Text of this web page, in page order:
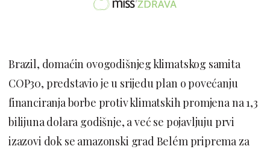
Brazil, domaćin ovogodišnjeg klimatskog samita
COP30, predstavio je u srijedu plan o povećanju
financiranja borbe protiv klimatskih promjena na 1,3
bilijuna dolara godišnje, a već se pojavljuju prvi
izazovi dok se amazonski grad Belém priprema za